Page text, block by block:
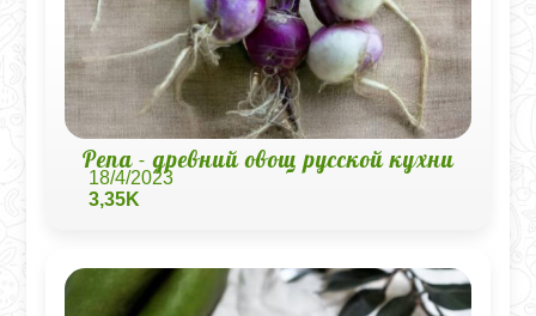
Репа - древний овощ русской кухни
18/4/2023
3,35K